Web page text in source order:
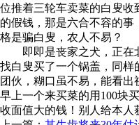
位推着三轮车卖菜的白叟收
的假钱，那是六合不容的事
格是骗白叟，农人不易？
即即是丧家之犬，正在
找白叟买了一个锅盖，同样
团伙，糊口虽不易，能看
早上一个来买菜的用100块
收面值大的钱！别人给本人